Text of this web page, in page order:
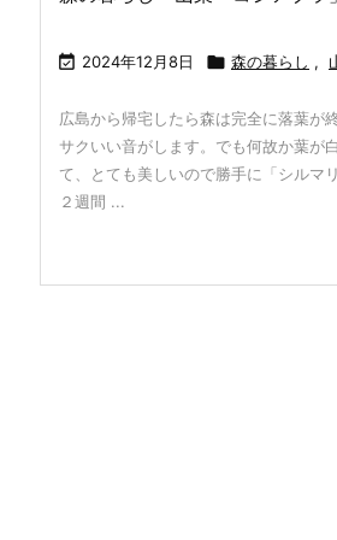
 2024年12月8日  森の暮らし ,
広島から帰宅したら森は完全に落葉が
サクいい音がします。でも何故か葉が
て、とても美しいので勝手に「シルマ
２週間 ...